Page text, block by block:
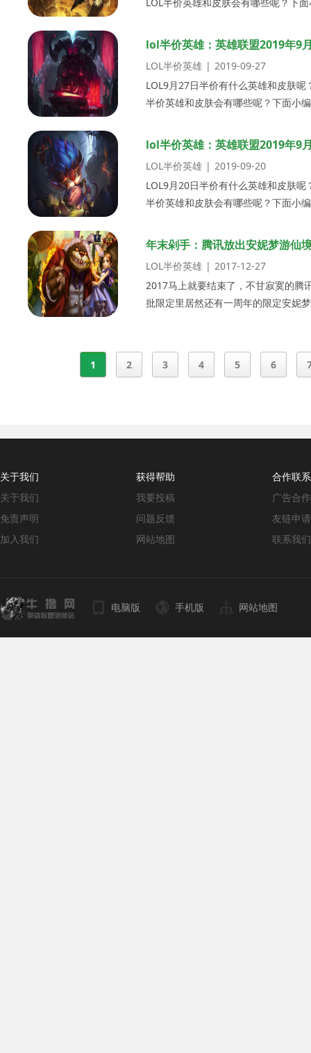
lol半价英雄：英雄联盟2019年9
LOL半价英雄 | 2019-09-27
LOL9月27日半价有什么英雄和皮肤
半价英雄和皮肤会有哪些呢？下面小
lol半价英雄：英雄联盟2019年9
LOL半价英雄 | 2019-09-20
LOL9月20日半价有什么英雄和皮肤
半价英雄和皮肤会有哪些呢？下面小
年末剁手：腾讯放出安妮梦游仙
LOL半价英雄 | 2017-12-27
2017马上就要结束了，不甘寂寞的腾
批限定里居然还有一周年的限定安妮
1 2 3 4 5 6
关于我们
关于我们
免责声明
加入我们
获得帮助
我要投稿
问题反馈
网站地图
合作联系
广告合作
友链申请
联系我们
电脑版 手机版 网站地图